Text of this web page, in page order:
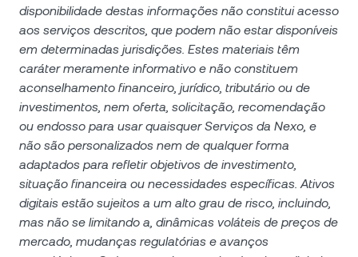
disponibilidade destas informações não constitui acesso
aos serviços descritos, que podem não estar disponíveis
em determinadas jurisdições. Estes materiais têm
caráter meramente informativo e não constituem
aconselhamento financeiro, jurídico, tributário ou de
investimentos, nem oferta, solicitação, recomendação
ou endosso para usar quaisquer Serviços da Nexo, e
não são personalizados nem de qualquer forma
adaptados para refletir objetivos de investimento,
situação financeira ou necessidades específicas. Ativos
digitais estão sujeitos a um alto grau de risco, incluindo,
mas não se limitando a, dinâmicas voláteis de preços de
mercado, mudanças regulatórias e avanços